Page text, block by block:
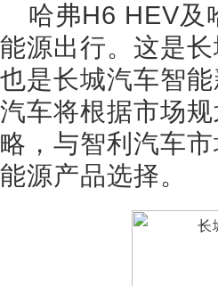
哈弗H6 HEV及
能源出行。这是
也是长城汽车智
汽车将根据市场
略，与智利汽车
能源产品选择。